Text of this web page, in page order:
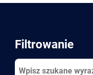
Filtrowanie